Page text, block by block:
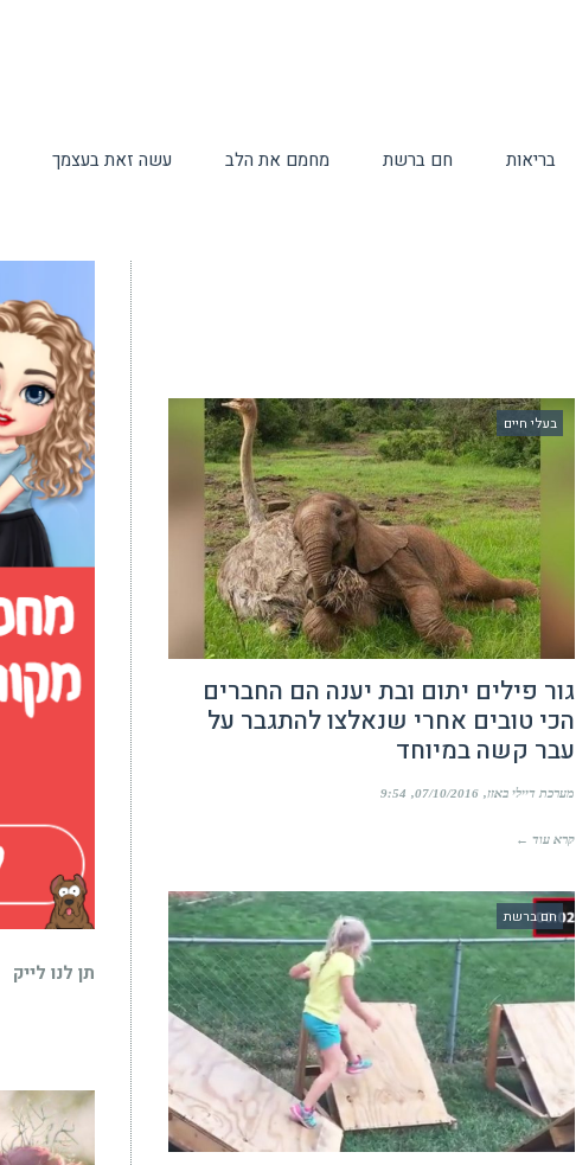
בריאות חם ברשת מחמם את הלב עשה זאת בעצמך
בעלי חיים
גור פילים יתום ובת יענה הם החברים
הכי טובים אחרי שנאלצו להתגבר על
עבר קשה במיוחד
מערכת דיילי באזז 07/10/2016
9:54
קרא עוד ←
חם ברשת
תן לנו לייק